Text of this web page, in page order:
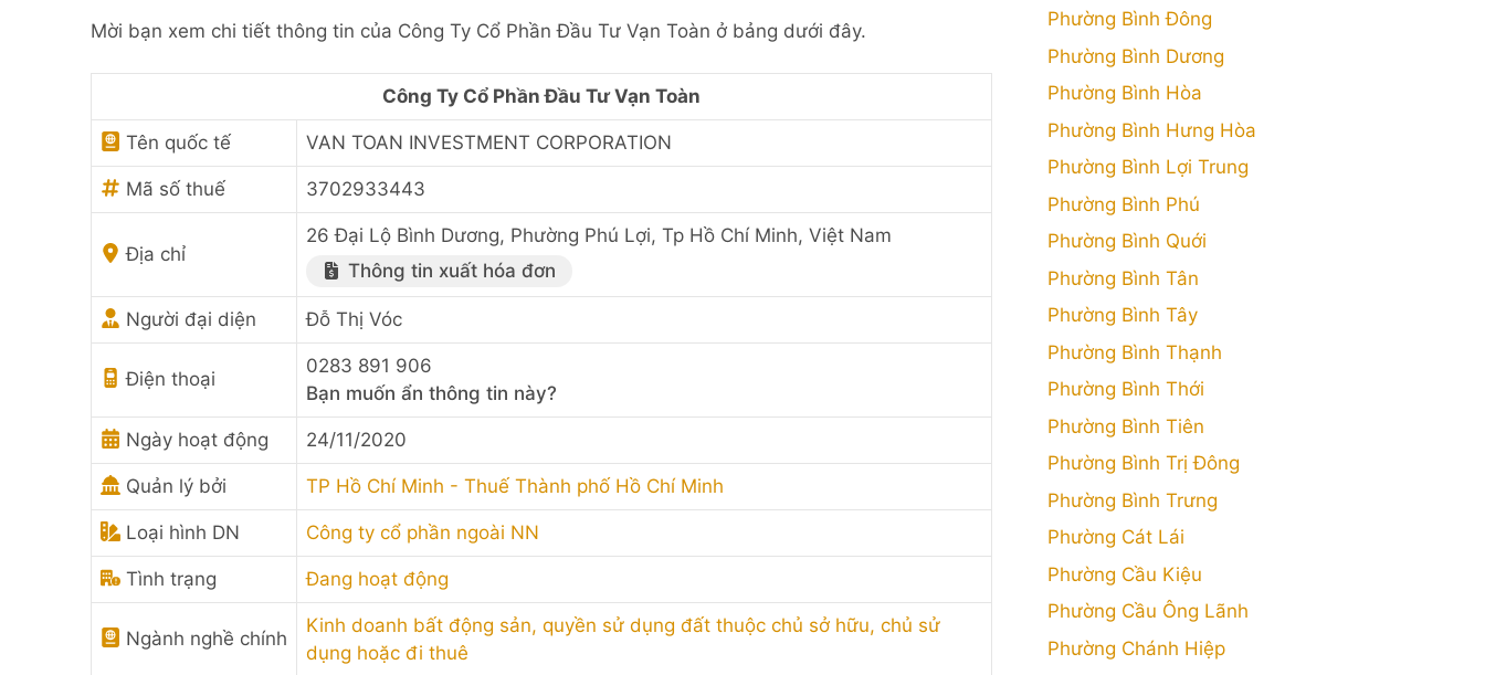
Mời bạn xem chi tiết thông tin của Công Ty Cổ Phần Đầu Tư Vạn Toàn ở bảng dưới đây.
Công Ty Cổ Phần Đầu Tư Vạn Toàn
Tên quốc tế VAN TOAN INVESTMENT CORPORATION
Mã số thuế 3702933443
Địa chỉ
26 Đại Lộ Bình Dương, Phường Phú Lợi, Tp Hồ Chí Minh, Việt Nam
Thông tin xuất hóa đơn
Người đại diện Đỗ Thị Vóc
Điện thoại
0283 891 906
Bạn muốn ẩn thông tin này?
Ngày hoạt động 24/11/2020
Quản lý bởi TP Hồ Chí Minh - Thuế Thành phố Hồ Chí Minh
Loại hình DN Công ty cổ phần ngoài NN
Tình trạng Đang hoạt động
Ngành nghề chính
Kinh doanh bất động sản, quyền sử dụng đất thuộc chủ sở hữu, chủ sử
dụng hoặc đi thuê
Phường Bình Đông
Phường Bình Dương
Phường Bình Hòa
Phường Bình Hưng Hòa
Phường Bình Lợi Trung
Phường Bình Phú
Phường Bình Quới
Phường Bình Tân
Phường Bình Tây
Phường Bình Thạnh
Phường Bình Thới
Phường Bình Tiên
Phường Bình Trị Đông
Phường Bình Trưng
Phường Cát Lái
Phường Cầu Kiệu
Phường Cầu Ông Lãnh
Phường Chánh Hiệp